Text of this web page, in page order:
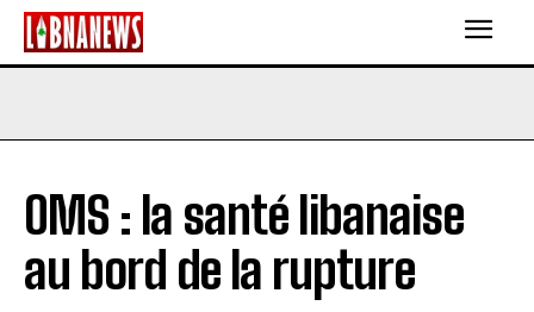
OMS : la santé libanaise
au bord de la rupture